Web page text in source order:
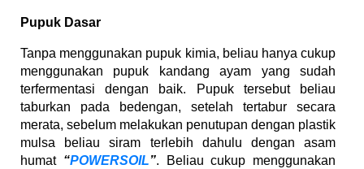
Pupuk Dasar
Tanpa menggunakan pupuk kimia, beliau hanya cukup
menggunakan pupuk kandang ayam yang sudah
terfermentasi dengan baik. Pupuk tersebut beliau
taburkan pada bedengan, setelah tertabur secara
merata, sebelum melakukan penutupan dengan plastik
mulsa beliau siram terlebih dahulu dengan asam
humat “POWERSOIL”. Beliau cukup menggunakan